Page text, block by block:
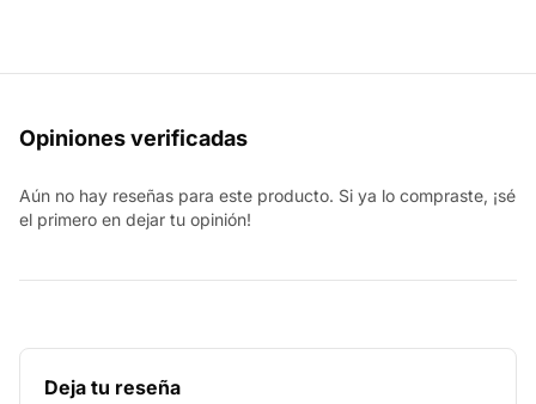
Opiniones verificadas
Aún no hay reseñas para este producto. Si ya lo compraste, ¡sé
el primero en dejar tu opinión!
Deja tu reseña